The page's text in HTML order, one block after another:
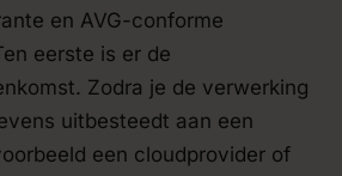
en AVG-conforme
eerste is er de
Zodra je de verwerking
uitbesteedt aan een
een cloudprovider of